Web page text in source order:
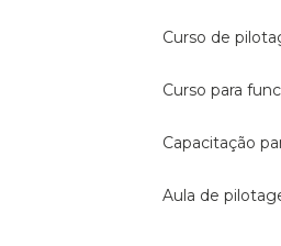
curso de
curso para
capacitação
aula de